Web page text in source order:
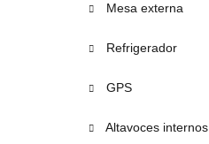
Mesa externa
Refrigerador
GPS
Altavoces internos